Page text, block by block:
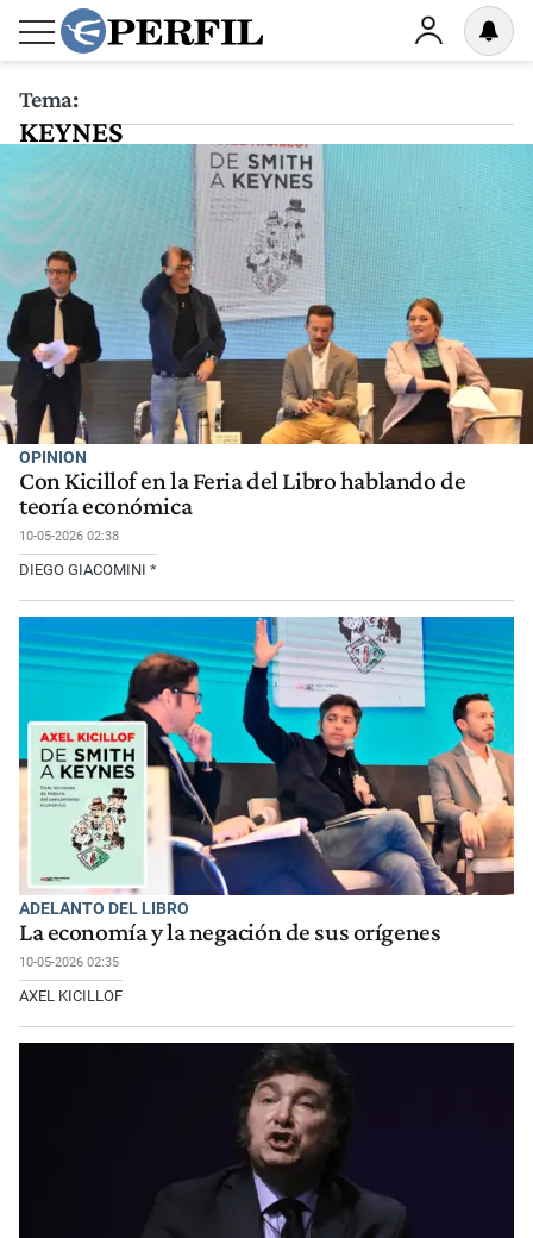
Tema:
KEYNES
OPINION
Con Kicillof en la Feria del Libro hablando de
teoría económica
10-05-2026 02:38
DIEGO GIACOMINI *
ADELANTO DEL LIBRO
La economía y la negación de sus orígenes
10-05-2026 02:35
AXEL KICILLOF